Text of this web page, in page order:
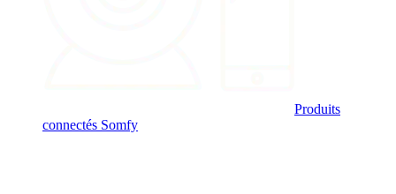
Produits
connectés Somfy